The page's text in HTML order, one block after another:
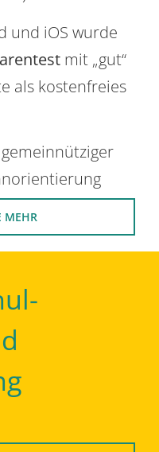
und iOS wurde
mit „gut“
als kostenfreies
MEHR